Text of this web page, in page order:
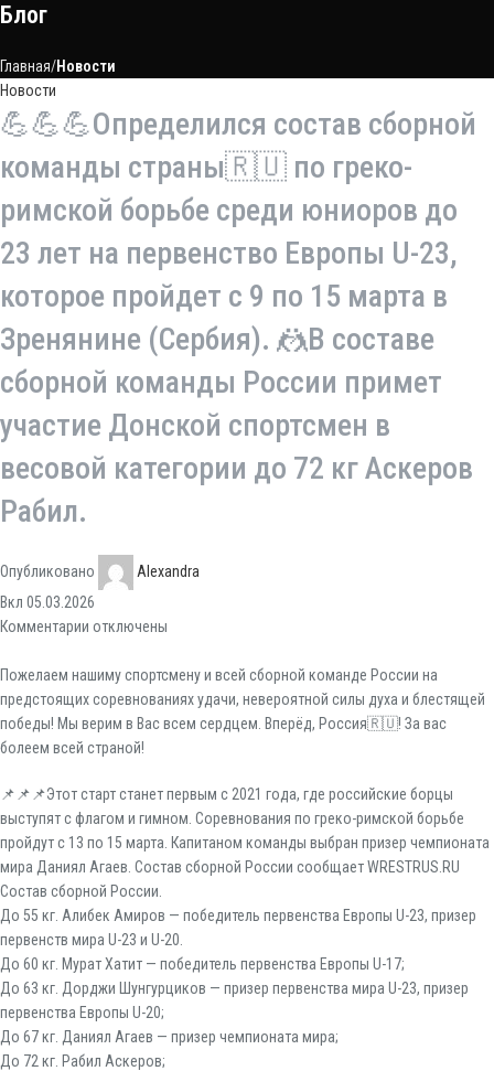
Блог
Главная Новости
Новости
💪💪💪Определился состав сборной
команды страны🇷🇺 по греко-
римской борьбе среди юниоров до
23 лет на первенство Европы U-23,
которое пройдет с 9 по 15 марта в
Зренянине (Сербия). 🤼В составе
сборной команды России примет
участие Донской спортсмен в
весовой категории до 72 кг Аскеров
Рабил.
Опубликовано
Alexandra
Вкл 05.03.2026
Комментарии отключены
Пожелаем нашиму спортсмену и всей сборной команде России на
предстоящих соревнованиях удачи, невероятной силы духа и блестящей
победы! Мы верим в Вас всем сердцем. Вперёд, Россия🇷🇺! За вас
болеем всей страной!
📌📌📌Этот старт станет первым с 2021 года, где российские борцы
выступят с флагом и гимном. Соревнования по греко-римской борьбе
пройдут с 13 по 15 марта. Капитаном команды выбран призер чемпионата
мира Даниял Агаев. Состав сборной России сообщает WRESTRUS.RU
Состав сборной России.
До 55 кг. Алибек Амиров — победитель первенства Европы U-23, призер
первенств мира U-23 и U-20.
До 60 кг. Мурат Хатит — победитель первенства Европы U-17;
До 63 кг. Дорджи Шунгурциков — призер первенства мира U-23, призер
первенства Европы U-20;
До 67 кг. Даниял Агаев — призер чемпионата мира;
До 72 кг. Рабил Аскеров;